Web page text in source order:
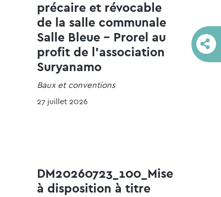
précaire et révocable
de la salle communale
Salle Bleue - Prorel au
profit de l'association
Suryanamo
Baux et conventions
27 juillet 2026
DM20260723_100_Mise
à disposition à titre